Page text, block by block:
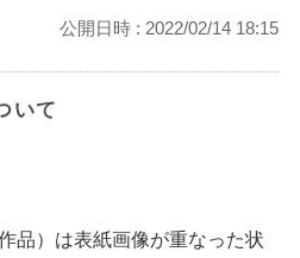
公開日時 : 2022/02/14 18:15
いて
品）は表紙画像が重なった状